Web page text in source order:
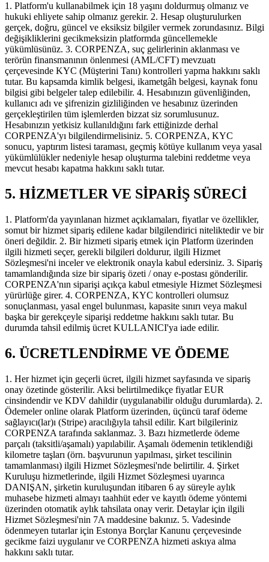
1. Platform'u kullanabilmek için 18 yaşını doldurmuş olmanız ve
hukuki ehliyete sahip olmanız gerekir. 2. Hesap oluşturulurken
gerçek, doğru, güncel ve eksiksiz bilgiler vermek zorundasınız. Bilgi
değişikliklerini gecikmeksizin platformda güncellemekle
yükümlüsünüz. 3. CORPENZA, suç gelirlerinin aklanması ve
terörün finansmanının önlenmesi (AML/CFT) mevzuatı
çerçevesinde KYC (Müşterini Tanı) kontrolleri yapma hakkını saklı
tutar. Bu kapsamda kimlik belgesi, ikametgâh belgesi, kaynak fonu
bilgisi gibi belgeler talep edilebilir. 4. Hesabınızın güvenliğinden,
kullanıcı adı ve şifrenizin gizliliğinden ve hesabınız üzerinden
gerçekleştirilen tüm işlemlerden bizzat siz sorumlusunuz.
Hesabınızın yetkisiz kullanıldığını fark ettiğinizde derhal
CORPENZA'yı bilgilendirmelisiniz. 5. CORPENZA, KYC
sonucu, yaptırım listesi taraması, geçmiş kötüye kullanım veya yasal
yükümlülükler nedeniyle hesap oluşturma talebini reddetme veya
mevcut hesabı kapatma hakkını saklı tutar.
5. HİZMETLER VE SİPARİŞ SÜRECİ
1. Platform'da yayınlanan hizmet açıklamaları, fiyatlar ve özellikler,
somut bir hizmet sipariş edilene kadar bilgilendirici niteliktedir ve bir
öneri değildir. 2. Bir hizmeti sipariş etmek için Platform üzerinden
ilgili hizmeti seçer, gerekli bilgileri doldurur, ilgili Hizmet
Sözleşmesi'ni inceler ve elektronik onayla kabul edersiniz. 3. Sipariş
tamamlandığında size bir sipariş özeti / onay e-postası gönderilir.
CORPENZA'nın siparişi açıkça kabul etmesiyle Hizmet Sözleşmesi
yürürlüğe girer. 4. CORPENZA, KYC kontrolleri olumsuz
sonuçlanması, yasal engel bulunması, kapasite sınırı veya makul
başka bir gerekçeyle siparişi reddetme hakkını saklı tutar. Bu
durumda tahsil edilmiş ücret KULLANICI'ya iade edilir.
6. ÜCRETLENDİRME VE ÖDEME
1. Her hizmet için geçerli ücret, ilgili hizmet sayfasında ve sipariş
onay özetinde gösterilir. Aksi belirtilmedikçe fiyatlar EUR
cinsindendir ve KDV dahildir (uygulanabilir olduğu durumlarda). 2.
Ödemeler online olarak Platform üzerinden, üçüncü taraf ödeme
sağlayıcı(lar)ı (Stripe) aracılığıyla tahsil edilir. Kart bilgileriniz
CORPENZA tarafında saklanmaz. 3. Bazı hizmetlerde ödeme
parçalı (taksitli/aşamalı) yapılabilir. Aşamalı ödemenin tetiklendiği
kilometre taşları (örn. başvurunun yapılması, şirket tescilinin
tamamlanması) ilgili Hizmet Sözleşmesi'nde belirtilir. 4. Şirket
Kuruluşu hizmetlerinde, ilgili Hizmet Sözleşmesi uyarınca
DANIŞAN, şirketin kuruluşundan itibaren 6 ay süreyle aylık
muhasebe hizmeti almayı taahhüt eder ve kayıtlı ödeme yöntemi
üzerinden otomatik aylık tahsilata onay verir. Detaylar için ilgili
Hizmet Sözleşmesi'nin 7A maddesine bakınız. 5. Vadesinde
ödenmeyen tutarlar için Estonya Borçlar Kanunu çerçevesinde
gecikme faizi uygulanır ve CORPENZA hizmeti askıya alma
hakkını saklı tutar.